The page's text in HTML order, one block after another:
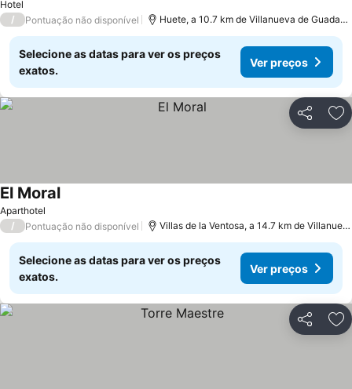
Hotel
/ Pontuação não disponível Huete, a 10.7 km de Villanueva de
Selecione as datas para ver os preços
exatos.
Ver preços
Partilhar
Aparthotel
El MoralVer preços
/ Pontuação não disponível Villas de la Ventosa, a 14.7 km de
Selecione as datas para ver os preços
exatos.
Ver preços
Partilhar